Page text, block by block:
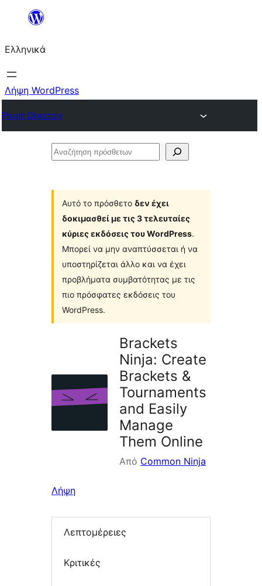
Μετάβαση
περιεχόμενο
Ελληνικά
Λήψη WordPress
Plugin Directory
Αναζήτηση
Αυτό το πρόσθετο δεν έχει
δοκιμασθεί με τις 3 τελευταίες
κύριες εκδόσεις του WordPress.
Μπορεί να μην αναπτύσσεται ή να
υποστηρίζεται άλλο και να έχει
προβλήματα συμβατότητας με τις
πιο πρόσφατες εκδόσεις του
WordPress.
Brackets
Ninja: Create
Brackets &
Tournaments
and Easily
Manage
Them Online
Από Common Ninja
Λήψη
Λεπτομέρειες
Κριτικές